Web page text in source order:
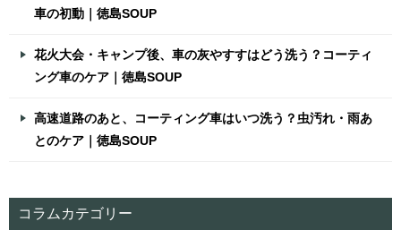
車の初動｜徳島SOUP
花火大会・キャンプ後、車の灰やすすはどう洗う？コーティ
ング車のケア｜徳島SOUP
高速道路のあと、コーティング車はいつ洗う？虫汚れ・雨あ
とのケア｜徳島SOUP
コラムカテゴリー